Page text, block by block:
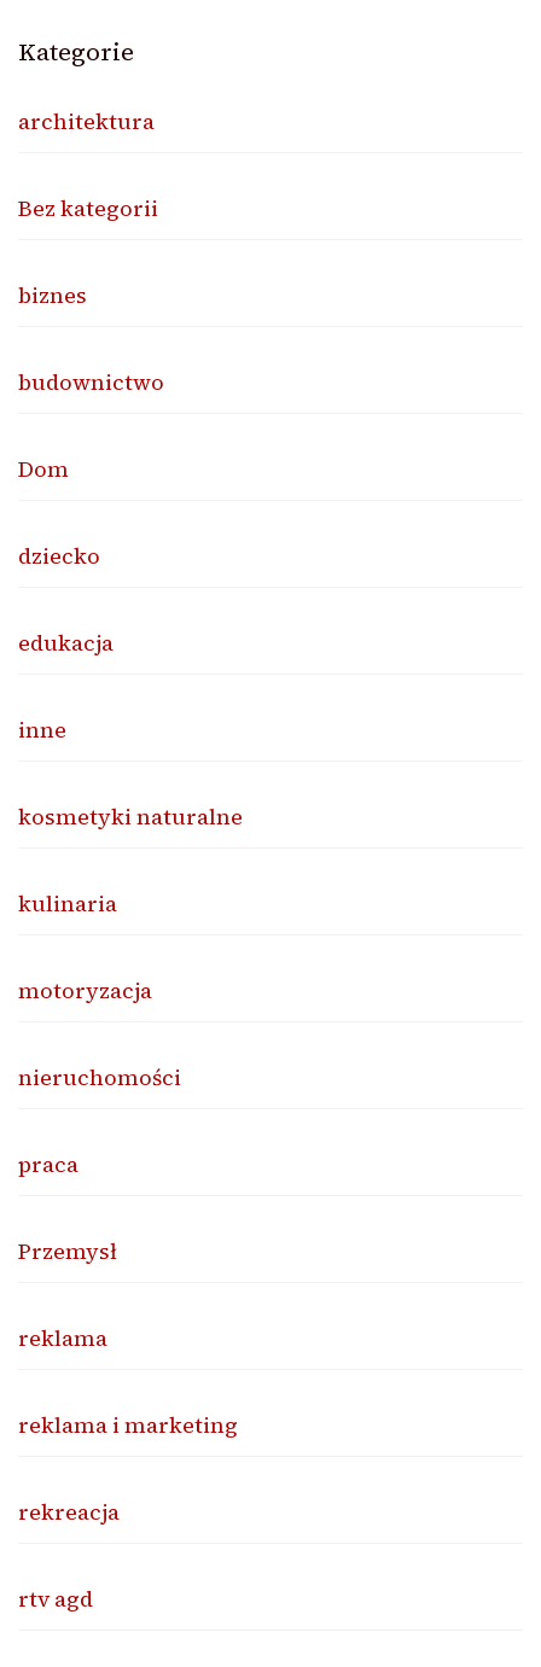
Kategorie
architektura
Bez kategorii
biznes
budownictwo
Dom
dziecko
edukacja
inne
kosmetyki naturalne
kulinaria
motoryzacja
nieruchomości
praca
Przemysł
reklama
reklama i marketing
rekreacja
rtv agd